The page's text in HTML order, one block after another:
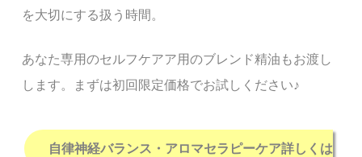
を大切にする扱う時間。
あなた専用のセルフケアア用のブレンド精油もお渡し
します。まずは初回限定価格でお試しください♪
自律神経バランス・アロマセラピーケア詳しくは